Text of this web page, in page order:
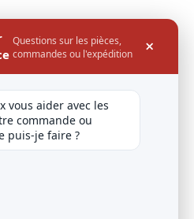
Afficher
Questions sur les pièces,
commandes ou l'expédition
×
vous aider avec les
commande ou
puis-je faire ?